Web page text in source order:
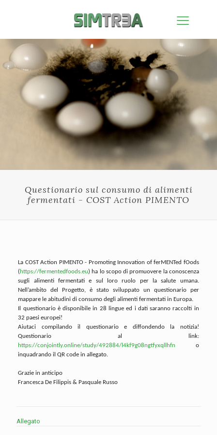
Questionario sul consumo di alimenti
fermentati - COST Action PIMENTO
La COST Action PIMENTO - Promoting Innovation of ferMENTed fOods
(https://fermentedfoods.eu) ha lo scopo di promuovere la conoscenza
sugli alimenti fermentati e sul loro ruolo per la salute umana.
Nell’ambito del Progetto, è stato sviluppato un questionario per
mappare le abitudini di consumo degli alimenti fermentati in Europa.
Il questionario è disponibile in 28 lingue ed i dati saranno raccolti in
32 paesi europei!
Aiutaci compilando il questionario e diffondendo la notizia!
Questionario al link:
https://conjointly.online/study/492884/l4kf9g08ngtfyxqllhfn o
inquadrando il QR code in allegato.
Grazie in anticipo
Francesca De Filippis & Pasquale Russo
Allegato